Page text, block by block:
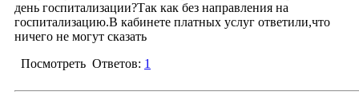
Детство
Инфекционные отделения
Лечебно-диагностические отделения
Онкология
дошкольного возраста "Лесной голосок"
день госпитализации?Так как без направления на
госпитализацию.В кабинете платных услуг ответили,что
ничего не могут сказать
Посмотреть Ответов: 1